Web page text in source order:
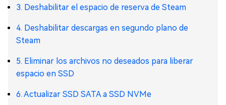
3. Deshabilitar el espacio de reserva de Steam
4. Deshabilitar descargas en segundo plano de
Steam
5. Eliminar los archivos no deseados para liberar
espacio en SSD
6. Actualizar SSD SATA a SSD NVMe